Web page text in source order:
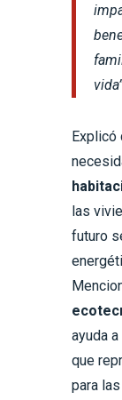
Explicó
las
futuro
ayuda
que
para las